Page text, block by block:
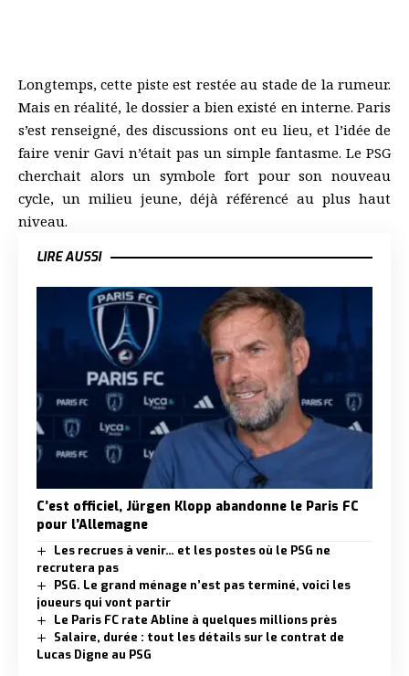
Longtemps, cette piste est restée au stade de la rumeur.
Mais en réalité, le dossier a bien existé en interne. Paris
s’est renseigné, des discussions ont eu lieu, et l’idée de
faire venir Gavi n’était pas un simple fantasme. Le PSG
cherchait alors un symbole fort pour son nouveau
cycle, un milieu jeune, déjà référencé au plus haut
niveau.
LIRE AUSSI
C’est officiel, Jürgen Klopp abandonne le Paris FC
pour l’Allemagne
Les recrues à venir… et les postes où le PSG ne
recrutera pas
PSG. Le grand ménage n’est pas terminé, voici les
joueurs qui vont partir
Le Paris FC rate Abline à quelques millions près
Salaire, durée : tout les détails sur le contrat de
Lucas Digne au PSG